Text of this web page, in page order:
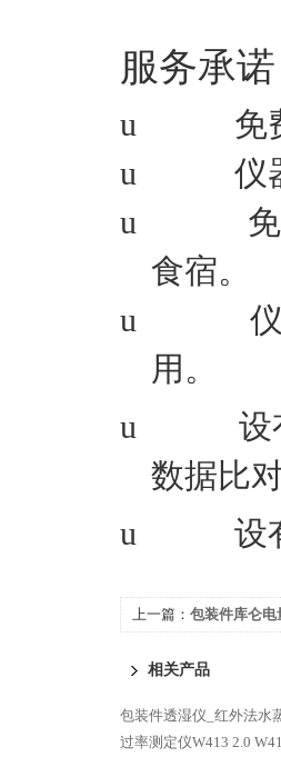
服务承诺
u
免
u
仪
u
食宿。
u
用。
u
设
数据比
u
设
上一篇： 包装件库仑电
相关产品
包装件透湿仪_红外法水
过率测定仪W413 2.0